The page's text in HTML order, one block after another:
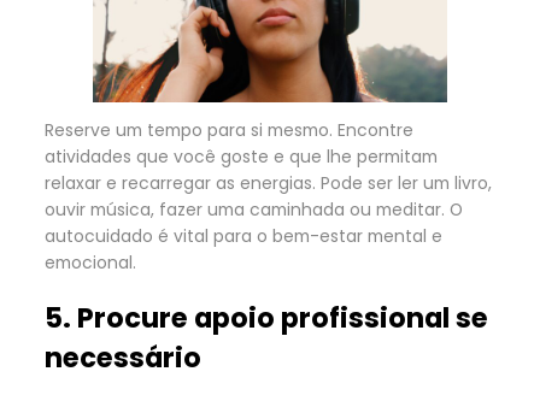
Reserve um tempo para si mesmo. Encontre
atividades que você goste e que lhe permitam
relaxar e recarregar as energias. Pode ser ler um livro,
ouvir música, fazer uma caminhada ou meditar. O
autocuidado é vital para o bem-estar mental e
emocional.
5. Procure apoio profissional se
necessário